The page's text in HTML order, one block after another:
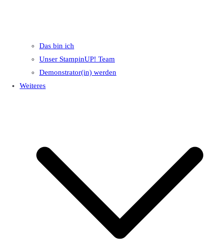
Das bin ich
Unser StampinUP! Team
Demonstrator(in) werden
Weiteres